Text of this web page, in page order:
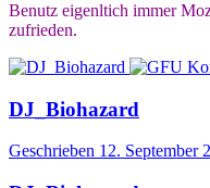
Benutz eigenltich immer
zufrieden.
DJ_Biohazard
Geschrieben 12. September